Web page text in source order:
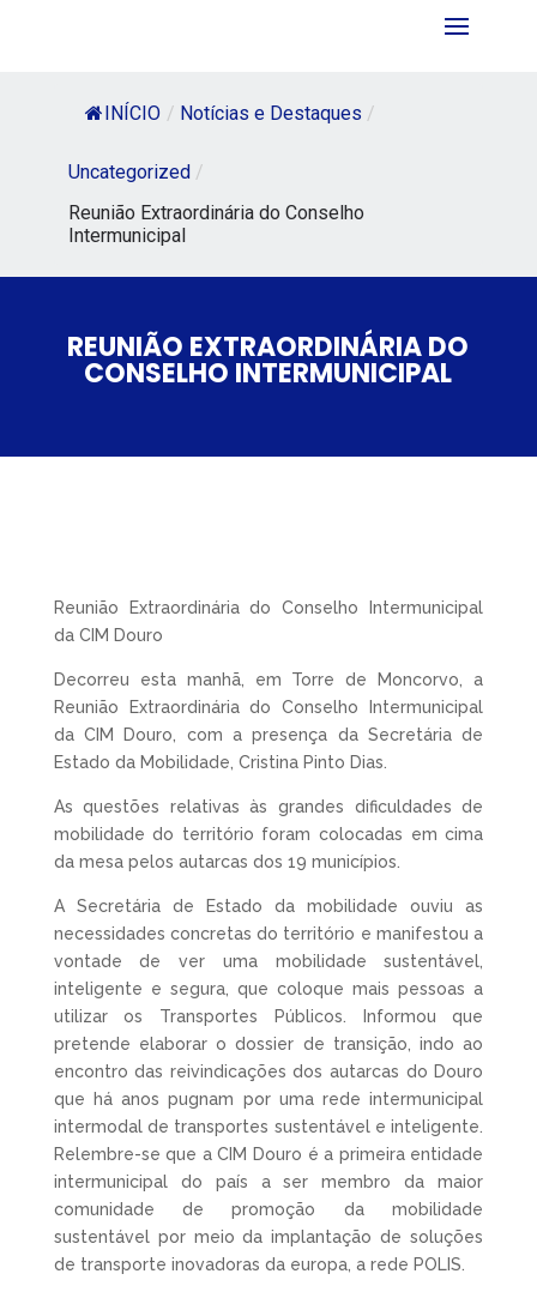
INÍCIO / Notícias e Destaques /
Uncategorized /
Reunião Extraordinária do Conselho
Intermunicipal
REUNIÃO EXTRAORDINÁRIA DO
CONSELHO INTERMUNICIPAL
Reunião Extraordinária do Conselho Intermunicipal
da CIM Douro
Decorreu esta manhã, em Torre de Moncorvo, a
Reunião Extraordinária do Conselho Intermunicipal
da CIM Douro, com a presença da Secretária de
Estado da Mobilidade, Cristina Pinto Dias.
As questões relativas às grandes dificuldades de
mobilidade do território foram colocadas em cima
da mesa pelos autarcas dos 19 municípios.
A Secretária de Estado da mobilidade ouviu as
necessidades concretas do território e manifestou a
vontade de ver uma mobilidade sustentável,
inteligente e segura, que coloque mais pessoas a
utilizar os Transportes Públicos. Informou que
pretende elaborar o dossier de transição, indo ao
encontro das reivindicações dos autarcas do Douro
que há anos pugnam por uma rede intermunicipal
intermodal de transportes sustentável e inteligente.
Relembre-se que a CIM Douro é a primeira entidade
intermunicipal do país a ser membro da maior
comunidade de promoção da mobilidade
sustentável por meio da implantação de soluções
de transporte inovadoras da europa, a rede POLIS.